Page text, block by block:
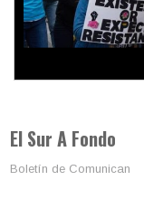
El Sur A Fondo
Boletín de Comunican